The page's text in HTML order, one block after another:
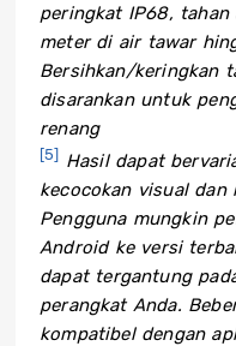
peringkat IP68, tahan
meter di air tawar
Bersihkan/keringkan
disarankan untuk
renang
[5] Hasil dapat
kecocokan visual dan
Pengguna mungkin
Android ke versi
dapat tergantung
perangkat Anda.
kompatibel dengan